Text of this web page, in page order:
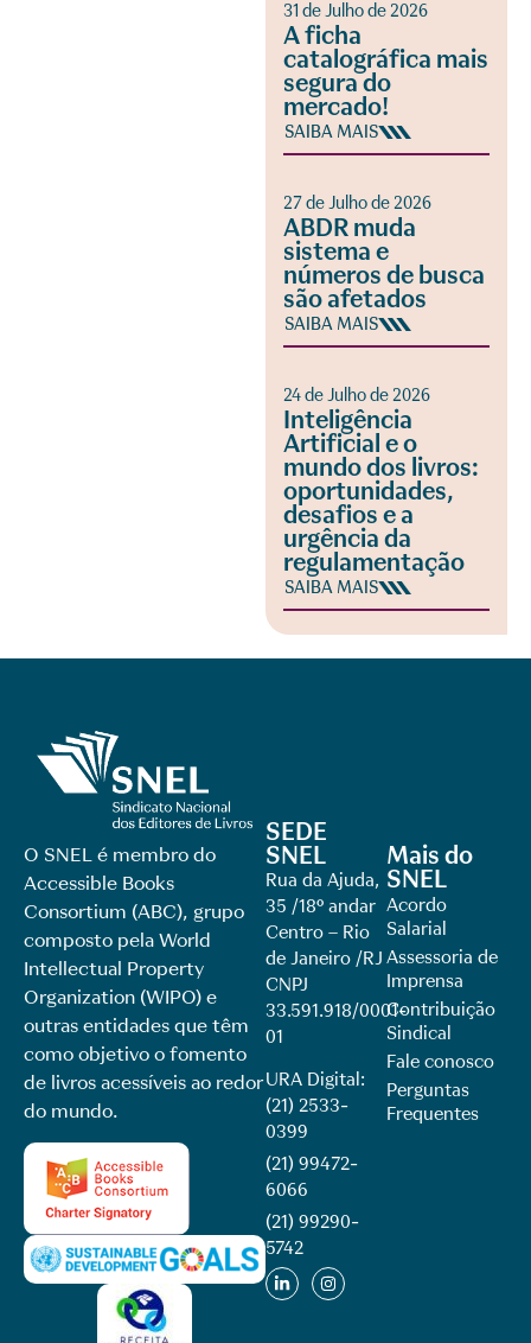
31 de Julho de 2026
A ficha
catalográfica mais
segura do
mercado!
SAIBA MAIS
27 de Julho de 2026
ABDR muda
sistema e
números de busca
são afetados
SAIBA MAIS
24 de Julho de 2026
Inteligência
Artificial e o
mundo dos livros:
oportunidades,
desafios e a
urgência da
regulamentação
SAIBA MAIS
O SNEL é membro do
Accessible Books
Consortium (ABC), grupo
composto pela World
Intellectual Property
Organization (WIPO) e
outras entidades que têm
como objetivo o fomento
de livros acessíveis ao redor
do mundo.
SEDE
SNEL
Rua da Ajuda,
35 /18º andar
Centro – Rio
de Janeiro /RJ
CNPJ
33.591.918/0001-
01
URA Digital:
(21) 2533-
0399
(21) 99472-
6066
(21) 99290-
5742​
Mais do
SNEL
Acordo
Salarial
Assessoria de
Imprensa
Contribuição
Sindical
Fale conosco
Perguntas
Frequentes